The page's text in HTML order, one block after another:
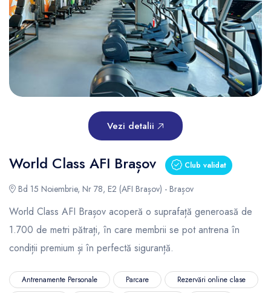
Vezi detalii
World Class AFI Brașov Club validat
Bd 15 Noiembrie, Nr 78, E2 (AFI Brașov) - Brașov
World Class AFI Brașov acoperă o suprafață generoasă de
1.700 de metri pătrați, în care membrii se pot antrena în
condiții premium și în perfectă siguranță.
Antrenamente Personale Parcare
Rezervări online clase